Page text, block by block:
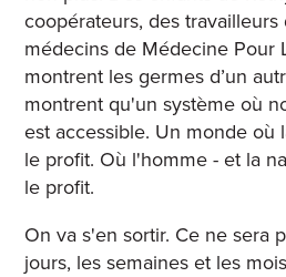
coopérateurs, des
médecins de Médecine Pour
montrent les germes d’un
montrent qu'un système où
est accessible. Un monde où
le profit. Où l'homme - et la
le profit.
On va s'en sortir. Ce ne sera
jours, les semaines et les